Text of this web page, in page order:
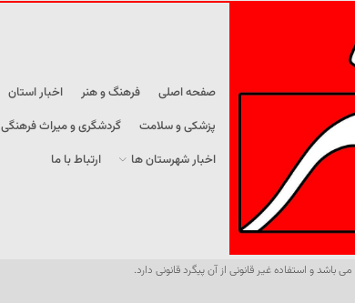
صفحه اصلی فرهنگ و هنر اخبار استان
پزشکی و سلامت
گردشگری و میراث فرهنگی
اخبار شهرستان ها
ارتباط با ما
می باشد و استفاده غیر قانونی از آن پیگرد قانونی دارد.